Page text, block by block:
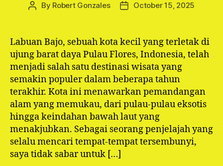
Post
By Robert Gonzales
PostOctober 15, 2025
Labuan Bajo, sebuah kota kecil yang terletak di
ujung barat daya Pulau Flores, Indonesia, telah
menjadi salah satu destinasi wisata yang
semakin populer dalam beberapa tahun
terakhir. Kota ini menawarkan pemandangan
alam yang memukau, dari pulau-pulau eksotis
hingga keindahan bawah laut yang
menakjubkan. Sebagai seorang penjelajah yang
selalu mencari tempat-tempat tersembunyi,
saya tidak sabar untuk […]